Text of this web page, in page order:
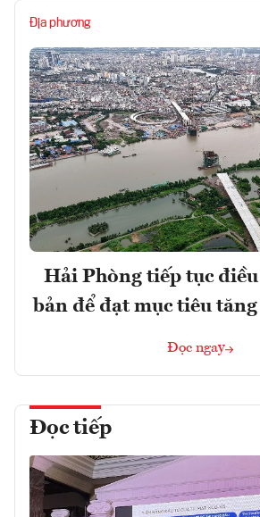
Địa phương
Hải Phòng tiếp tục
bản để đạt mục tiêu
Đọc ngay
Đọc tiếp